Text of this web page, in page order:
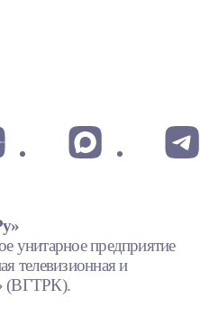
унитарное предприятие
телевизионная и
(ВГТРК).